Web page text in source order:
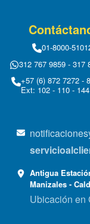
01-8000-
312 767 9859 - 317
+57 (6) 872 7272 -
Ext: 102 - 110 - 144
Antigua
Manizales -
Ubicación en